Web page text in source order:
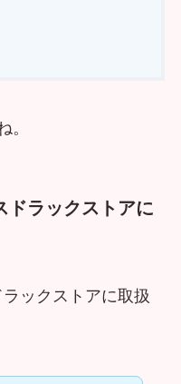
。
ドラックストアに
ックストアに取扱